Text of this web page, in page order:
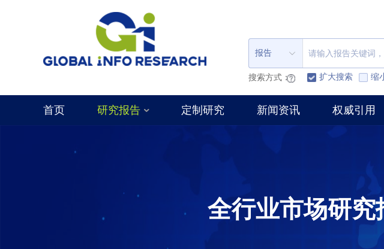
报告
搜索方式： 扩大搜索 缩
首页 研究报告 定制研究 新闻资讯 权威引用
全行业市场研